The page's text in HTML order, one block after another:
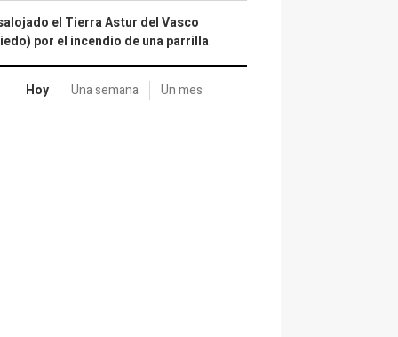
el Tierra Astur del Vasco
por el incendio de una parrilla
Hoy Una semana Un mes